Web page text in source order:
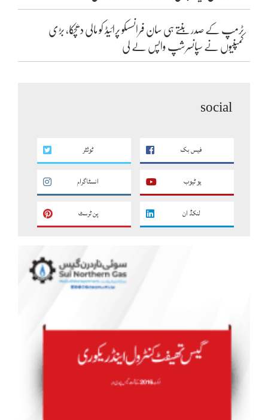
ٹرمپ کے صدر بنتے ہی سان فرانسسکو پرائیڈ کو مالی دھچکا، بڑی
کمپنیوں نے سپانسرشپ واپس لے لی
social
فیس بک ٹوئٹر
یو ٹیوب انسٹاگرام
لنکڈ ان پن ٹرسٹ